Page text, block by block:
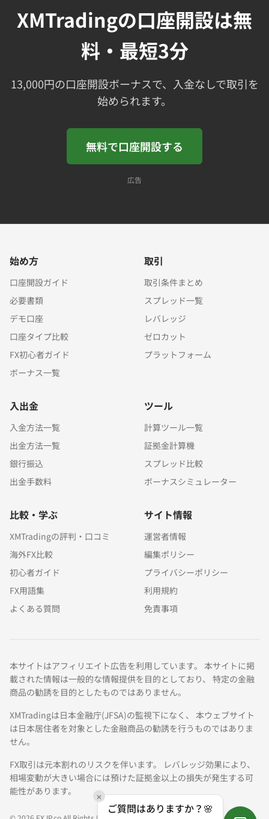
XMTradingの口座開設は無
料・最短3分
13,000円の口座開設ボーナスで、入金なしで取引を
始められます。
無料で口座開設する
広告
始め方
口座開設ガイド
必要書類
デモ口座
口座タイプ比較
FX初心者ガイド
ボーナス一覧
取引
取引条件まとめ
スプレッド一覧
レバレッジ
ゼロカット
プラットフォーム
入出金
入金方法一覧
出金方法一覧
銀行振込
出金手数料
ツール
計算ツール一覧
証拠金計算機
スプレッド比較
ボーナスシミュレーター
比較・学ぶ
XMTradingの評判・口コミ
海外FX比較
初心者ガイド
FX用語集
よくある質問
サイト情報
運営者情報
編集ポリシー
プライバシーポリシー
利用規約
免責事項
本サイトはアフィリエイト広告を利用しています。 本サイトに掲
載された情報は一般的な情報提供を目的としており、 特定の金融
商品の勧誘を目的としたものではありません。
XMTradingは日本金融庁(JFSA)の監視下になく、 本ウェブサイト
は日本居住者を対象とした金融商品の勧誘を行うものではありま
せん。
FX取引は元本割れのリスクを伴います。 レバレッジ効果により、
相場変動が大きい場合には預けた証拠金以上の損失が発生する可
能性があります。
✕
ご質問はありますか？🌸